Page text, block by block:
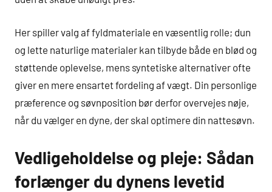
Her spiller valg af fyldmateriale en væsentlig rolle; dun
og lette naturlige materialer kan tilbyde både en blød og
støttende oplevelse, mens syntetiske alternativer ofte
giver en mere ensartet fordeling af vægt. Din personlige
præference og søvnposition bør derfor overvejes nøje,
når du vælger en dyne, der skal optimere din nattesøvn.
Vedligeholdelse og pleje: Sådan
forlænger du dynens levetid